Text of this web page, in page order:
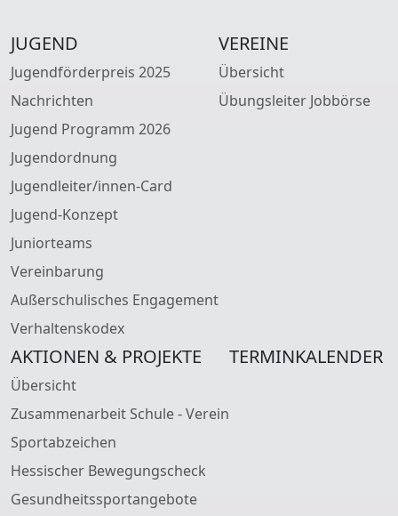
JUGEND
Jugendförderpreis 2025
Nachrichten
Jugend Programm 2026
Jugendordnung
Jugendleiter/innen-Card
Jugend-Konzept
Juniorteams
Vereinbarung
Außerschulisches Engagement
Verhaltenskodex
VEREINE
Übersicht
Übungsleiter Jobbörse
AKTIONEN & PROJEKTE
Übersicht
Zusammenarbeit Schule - Verein
Sportabzeichen
Hessischer Bewegungscheck
Gesundheitssportangebote
TERMINKALENDER